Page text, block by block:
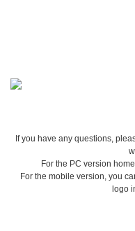
If you have any questions,
For the PC version
For the mobile version, you
logo